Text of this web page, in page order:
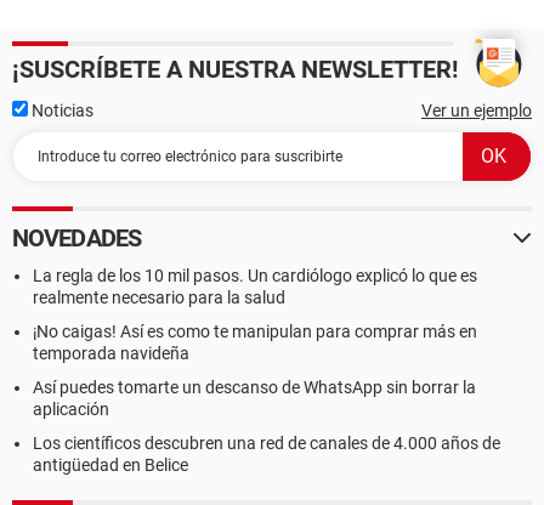
¡SUSCRÍBETE A NUESTRA NEWSLETTER!
Noticias Ver un ejemplo
NOVEDADES
La regla de los 10 mil pasos. Un cardiólogo explicó lo que es
realmente necesario para la salud
¡No caigas! Así es como te manipulan para comprar más en
temporada navideña
Así puedes tomarte un descanso de WhatsApp sin borrar la
aplicación
Los científicos descubren una red de canales de 4.000 años de
antigüedad en Belice